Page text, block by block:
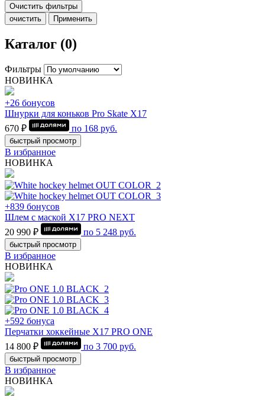
Очистить фильтры
очистить
Применить
Каталог (0)
Фильтры
НОВИНКА
+26 бонусов
Шнурки для коньков Pro Skate Х17
670 ₽
по 168 руб.
быстрый просмотр
В избранное
НОВИНКА
+839 бонусов
Шлем с маской Х17 PRO NEXT
20 990 ₽
по 5 248 руб.
быстрый просмотр
В избранное
НОВИНКА
+592 бонуса
Перчатки хоккейные Х17 PRO ONE
14 800 ₽
по 3 700 руб.
быстрый просмотр
В избранное
НОВИНКА